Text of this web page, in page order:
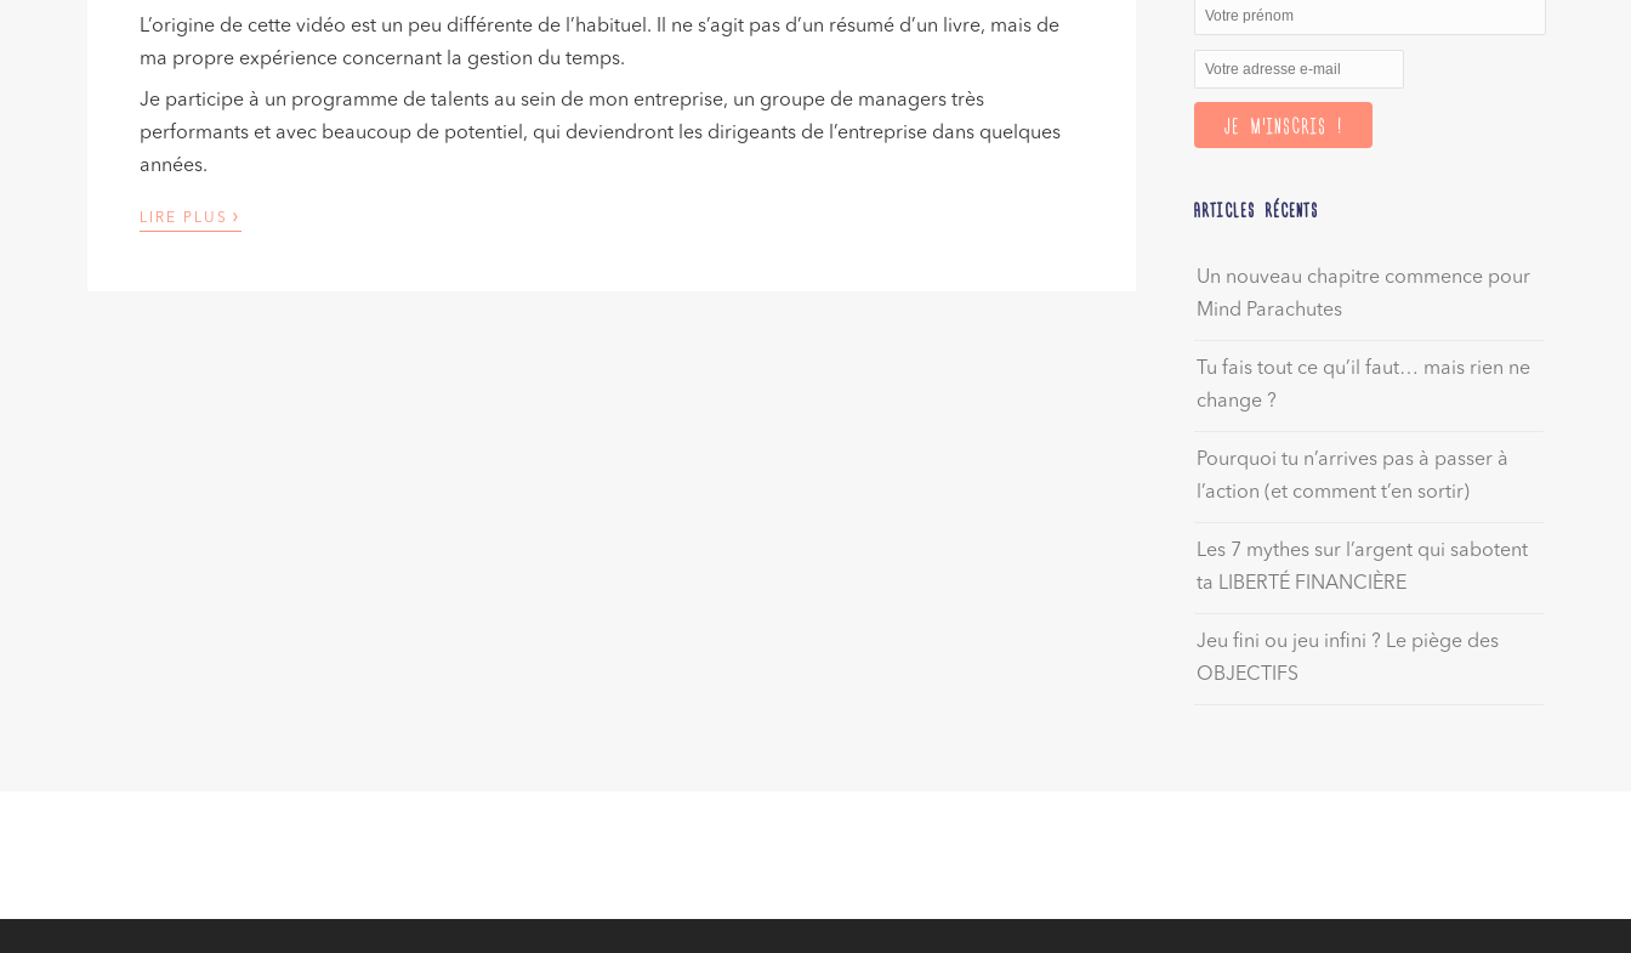
L’origine de cette vidéo est un peu différente de l’habituel. Il ne s’agit pas d’un résumé d’un livre, mais de
ma propre expérience concernant la gestion du temps.
Je participe à un programme de talents au sein de mon entreprise, un groupe de managers très
performants et avec beaucoup de potentiel, qui deviendront les dirigeants de l’entreprise dans quelques
années.
LIRE PLUS › ARTICLES RÉCENTS
Un nouveau chapitre commence pour
Mind Parachutes
Tu fais tout ce qu’il faut… mais rien ne
change ?
Pourquoi tu n’arrives pas à passer à
l’action (et comment t’en sortir)
Les 7 mythes sur l’argent qui sabotent
ta LIBERTÉ FINANCIÈRE
Jeu fini ou jeu infini ? Le piège des
OBJECTIFS